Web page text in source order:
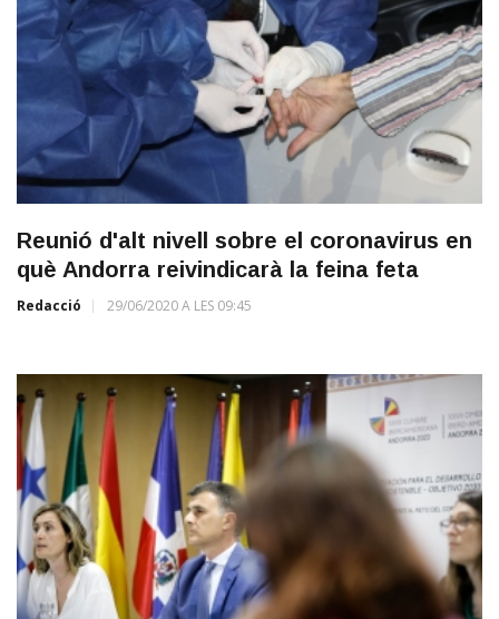
Reunió d'alt nivell sobre el coronavirus en
què Andorra reivindicarà la feina feta
Redacció 29/06/2020 A LES 09:45